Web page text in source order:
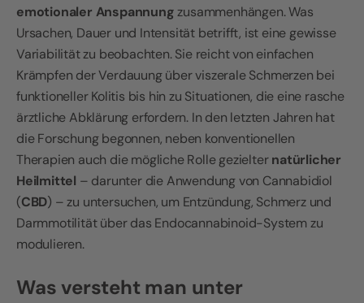
emotionaler Anspannungzusammenhängen. Was
Ursachen, Dauer und Intensität betrifft, ist eine gewisse
Variabilität zu beobachten. Sie reicht von einfachen
Krämpfen der Verdauung über viszerale Schmerzen bei
funktioneller Kolitis bis hin zu Situationen, die eine rasche
ärztliche Abklärung erfordern. In den letzten Jahren hat
die Forschung begonnen, neben konventionellen
Therapien auch die mögliche Rolle gezielternatürlicher
Heilmittel – darunter die Anwendung von Cannabidiol
(CBD) – zu untersuchen, um Entzündung, Schmerz und
Darmmotilität über das Endocannabinoid-System zu
modulieren.
Was versteht man unter